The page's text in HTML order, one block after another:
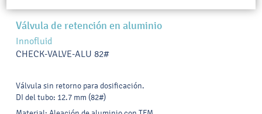
Válvula de retención en aluminio
Innofluid
CHECK-VALVE-ALU 82#
Válvula sin retorno para dosificación.
DI del tubo: 12.7 mm (82#)